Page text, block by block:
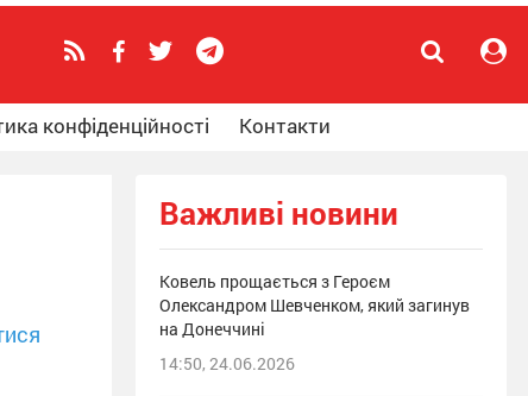
конфіденційності Контакти
Важливі новини
Ковель прощається з Героєм
Олександром Шевченком, який загинув
на Донеччині
14:50, 24.06.2026